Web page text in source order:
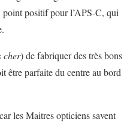
point positif pour l’APS-C, qui
cher) de fabriquer des très bons
être parfaite du centre au bord
les Maitres opticiens savent